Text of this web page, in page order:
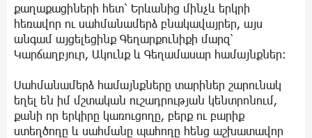
քաղաքացիների հետ՝ Երևանից մինչև երկրի
հեռավոր ու սահմանամերձ բնակավայրեր, այս
անգամ այցելեցինք Գեղարքունիքի մարզ՝
Կարճաղբյուր, Ակունք և Գեղամասար համայնքներ։
Սահմանամերձ համայնքները տարիներ շարունակ
եղել են իմ մշտական ուշադրության կենտրոնում,
քանի որ երկիրը կառուցողը, բերք ու բարիք
ստեղծողը և սահմանը պահողը հենց աշխատավոր